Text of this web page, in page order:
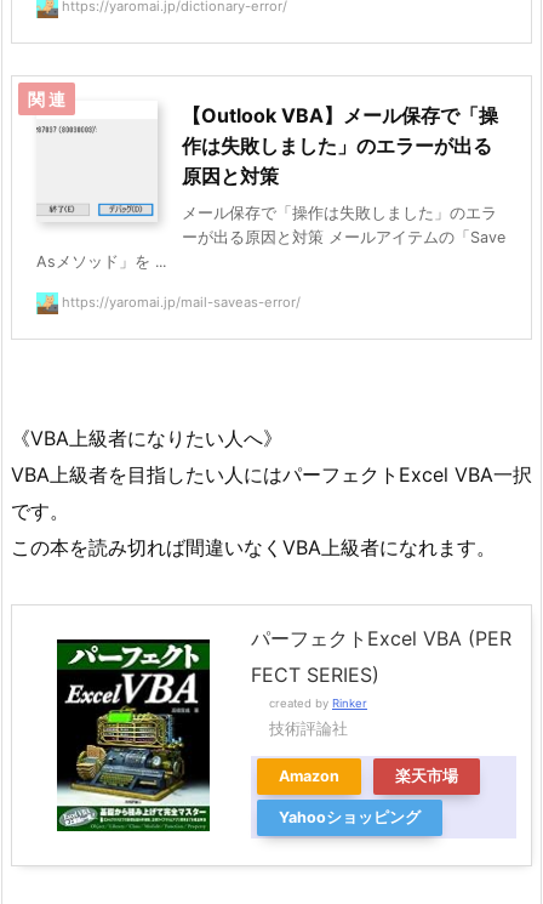
https://yaromai.jp/dictionary-error/
【Outlook VBA】メール保存で「操
作は失敗しました」のエラーが出る
原因と対策
メール保存で「操作は失敗しました」のエラ
ーが出る原因と対策 メールアイテムの「Save
Asメソッド」を ...
https://yaromai.jp/mail-saveas-error/
《VBA上級者になりたい人へ》
VBA上級者を目指したい人にはパーフェクトExcel VBA一択
です。
この本を読み切れば間違いなくVBA上級者になれます。
パーフェクトExcel VBA (PER
FECT SERIES)
created by Rinker
技術評論社
Amazon 楽天市場
Yahooショッピング